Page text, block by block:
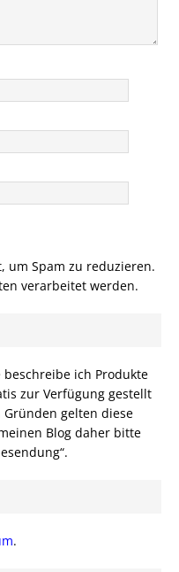
um Spam zu reduzieren.
verarbeitet werden.
ich Produkte
zur Verfügung gestellt
gelten diese
Blog daher bitte
.